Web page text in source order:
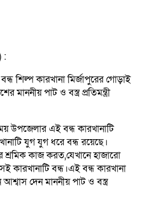
:
শিল্প কারখানা মির্জাপুরের গোড়াই
পাট ও বস্ত্র প্রতিমন্ত্রী
উপজেলার এই বন্ধ কারখানাটি
যুগ যুগ ধরে বন্ধ রয়েছে।
কাজ করত,যেখানে হাজারো
কারখানাটি বন্ধ।এই বন্ধ কারখানা
দেন মাননীয় পাট ও বস্ত্র